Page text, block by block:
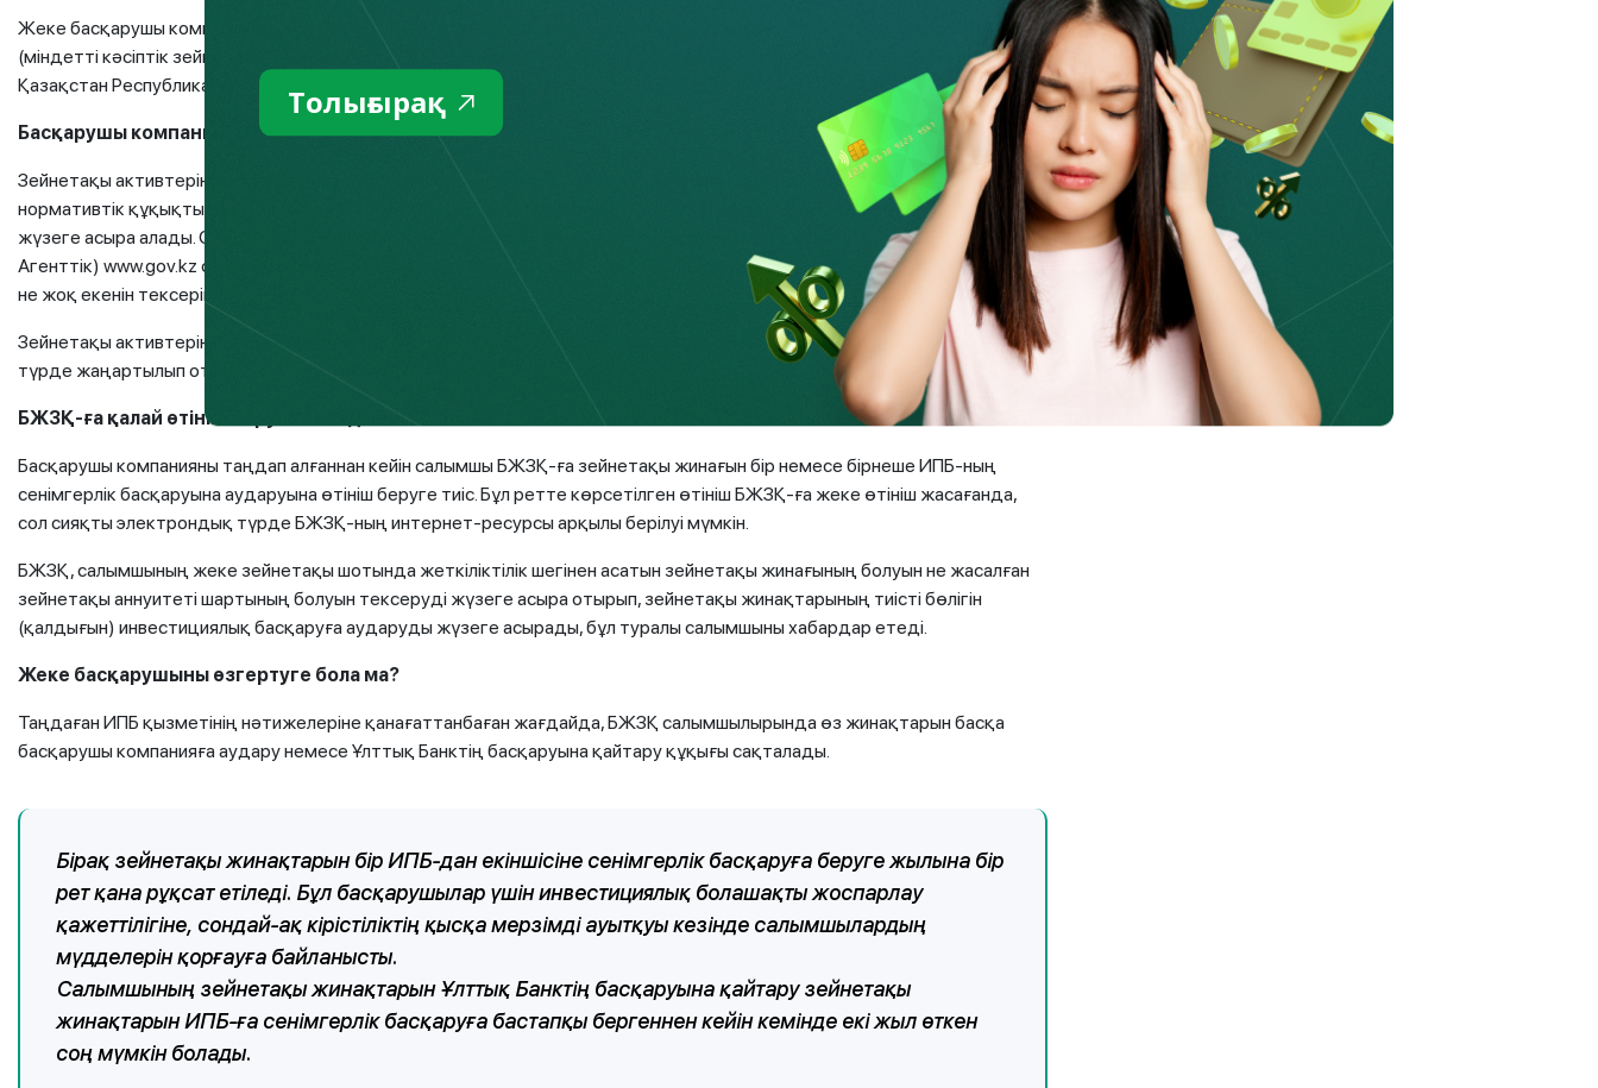
Жеке басқарушы компаниялардың басқаруына берілетін зейнетақы жинақтарына міндетті зейнетақы жарналары
(міндетті кәсіптік зейнетақы жарналары), сондай-ақ инвестициялық кіріс кіреді. Зейнетақы жинақтарының қалған бөлігі
Қазақстан Республикасы Ұлттық Банкінің басқаруында болады.
Басқарушы компанияны қалай таңдау керек?
Зейнетақы активтерін басқаруды инвестициялық портфельді басқаруға лицензиясы бар және уәкілетті органның
нормативтік құқықтық актісінде белгіленген қосымша талаптарға сәйкес келетін жұмыс істеп тұрған компаниялар
жүзеге асыра алады. Сондықтан, бірінші кезекте, ҚР Қаржы нарығын реттеу және дамыту агенттігінің (бұдан әрі –
Агенттік) www.gov.kz сайтында инвестициялық портфельді жеке басқарушыларда (бұдан әрі – ИПБ) лицензияның бар
не жоқ екенін тексеріңіз.
Зейнетақы активтерін басқаруға рұқсат берілген ИПБ тізілімі ай сайынғы негізде қалыптастырылады және жүйелі
түрде жаңартылып отырады.
БЖЗҚ-ға қалай өтініш беруге болады?
Басқарушы компанияны таңдап алғаннан кейін салымшы БЖЗҚ-ға зейнетақы жинағын бір немесе бірнеше ИПБ-ның
сенімгерлік басқаруына аударуына өтініш беруге тиіс. Бұл ретте көрсетілген өтініш БЖЗҚ-ға жеке өтініш жасағанда,
сол сияқты электрондық түрде БЖЗҚ-ның интернет-ресурсы арқылы берілуі мүмкін.
БЖЗҚ, салымшының жеке зейнетақы шотында жеткіліктілік шегінен асатын зейнетақы жинағының болуын не жасалған
зейнетақы аннуитеті шартының болуын тексеруді жүзеге асыра отырып, зейнетақы жинақтарының тиісті бөлігін
(қалдығын) инвестициялық басқаруға аударуды жүзеге асырады, бұл туралы салымшыны хабардар етеді.
Жеке басқарушыны өзгертуге бола ма?
Таңдаған ИПБ қызметінің нәтижелеріне қанағаттанбаған жағдайда, БЖЗҚ салымшылырында өз жинақтарын басқа
басқарушы компанияға аудару немесе Ұлттық Банктің басқаруына қайтару құқығы сақталады.
Бірақ зейнетақы жинақтарын бір ИПБ-дан екіншісіне сенімгерлік басқаруға беруге жылына бір
рет қана рұқсат етіледі. Бұл басқарушылар үшін инвестициялық болашақты жоспарлау
қажеттілігіне, сондай-ақ кірістіліктің қысқа мерзімді ауытқуы кезінде салымшылардың
мүдделерін қорғауға байланысты.
Салымшының зейнетақы жинақтарын Ұлттық Банктің басқаруына қайтару зейнетақы
жинақтарын ИПБ-ға сенімгерлік басқаруға бастапқы бергеннен кейін кемінде екі жыл өткен
соң мүмкін болады.
Толығырақ